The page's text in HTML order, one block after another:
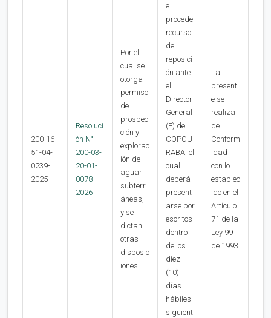
200-16-
51-04-
0239-
2025
Resoluci
ón N°
200-03-
20-01-
0078-
2026
Por el
cual se
otorga
permiso
de
prospec
ción y
explorac
ión de
aguar
subterr
áneas,
y se
dictan
otras
disposic
iones
e
procede
recurso
de
reposici
ón ante
el
Director
General
(E) de
COPOU
RABA, el
cual
deberá
present
arse por
escritos
dentro
de los
diez
(10)
días
hábiles
siguient
La
present
e se
realiza
de
Conform
idad
con lo
establec
ido en el
Artículo
71 de la
Ley 99
de 1993.